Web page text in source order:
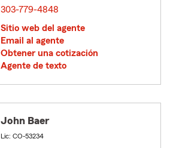
303-779-4848
Sitio web del agente
Email al agente
Obtener una cotización
Agente de texto
John Baer
Lic: CO-53234